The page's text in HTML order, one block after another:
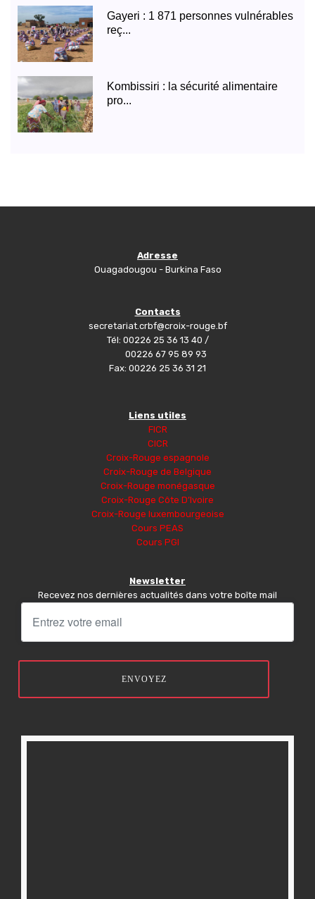
Gayeri : 1 871 personnes vulnérables
reç...
Kombissiri : la sécurité alimentaire
pro...
Adresse
Ouagadougou - Burkina Faso
Contacts
secretariat.crbf@croix-rouge.bf
Tél: 00226 25 36 13 40 /
00226 67 95 89 93
Fax: 00226 25 36 31 21
Liens utiles
FICR
CICR
Croix-Rouge espagnole
Croix-Rouge de Belgique
Croix-Rouge monégasque
Croix-Rouge Côte D’Ivoire
Croix-Rouge luxembourgeoise
Cours PEAS
Cours PGI
Newsletter
Recevez nos dernières actualités dans votre boîte mail
ENVOYEZ